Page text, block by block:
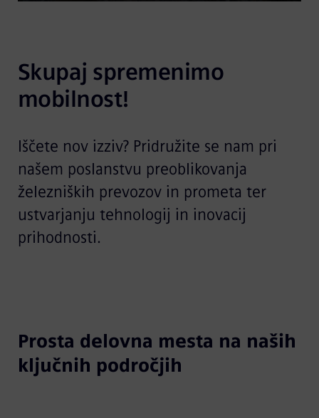
Skupaj spremenimo
mobilnost!
Iščete nov izziv? Pridružite se nam pri
našem poslanstvu preoblikovanja
železniških prevozov in prometa ter
ustvarjanju tehnologij in inovacij
prihodnosti.
Prosta delovna mesta na naših
ključnih področjih